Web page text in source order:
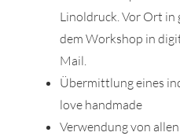
Linoldruck. Vor Ort in
dem Workshop in
Mail.
Übermittlung eines
love handmade
Verwendung von